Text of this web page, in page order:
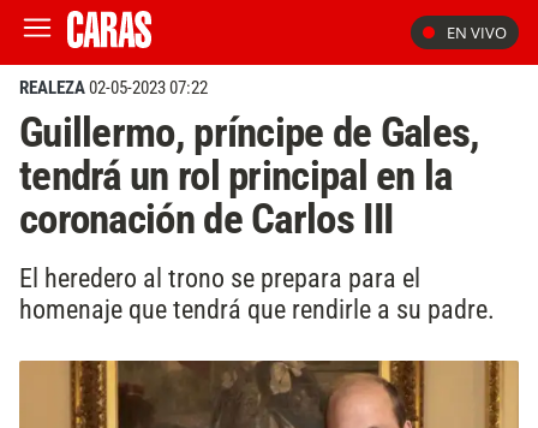
EN VIVO
REALEZA02-05-2023 07:22
Guillermo, príncipe de Gales,
tendrá un rol principal en la
coronación de Carlos III
El heredero al trono se prepara para el
homenaje que tendrá que rendirle a su padre.